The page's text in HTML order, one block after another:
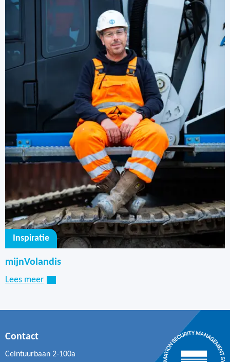
Inspiratie
mijnVolandis
Lees meer
Contact
Ceintuurbaan 2-100a